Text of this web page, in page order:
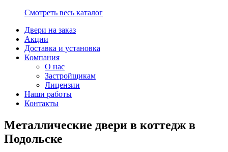
Смотреть весь каталог
Двери на заказ
Акции
Доставка и установка
Компания
О нас
Застройщикам
Лицензии
Наши работы
Контакты
Металлические двери в коттедж в
Подольске